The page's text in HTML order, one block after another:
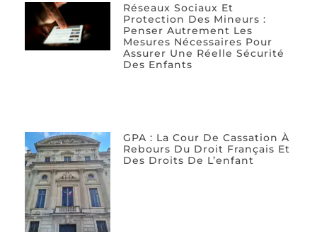
Réseaux Sociaux Et
Protection Des Mineurs :
Penser Autrement Les
Mesures Nécessaires Pour
Assurer Une Réelle Sécurité
Des Enfants
GPA : La Cour De Cassation À
Rebours Du Droit Français Et
Des Droits De L’enfant